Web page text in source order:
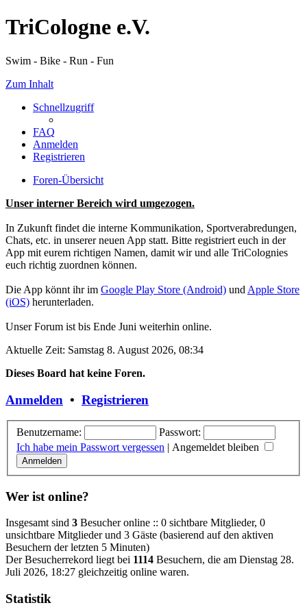
TriCologne e.V.
Swim - Bike - Run - Fun
Zum Inhalt
Schnellzugriff
FAQ
Anmelden
Registrieren
Foren-Übersicht
Unser interner Bereich wird umgezogen.
In Zukunft findet die interne Kommunikation, Sportverabredungen,
Chats, etc. in unserer neuen App statt. Bitte registriert euch in der
App mit eurem richtigen Namen, damit wir und alle TriColognies
euch richtig zuordnen können.
Die App könnt ihr im Google Play Store (Android) und Apple Store
(iOS) herunterladen.
Unser Forum ist bis Ende Juni weiterhin online.
Aktuelle Zeit: Samstag 8. August 2026, 08:34
Dieses Board hat keine Foren.
Anmelden • Registrieren
Benutzername:
Passwort:
Ich habe mein Passwort vergessen | Angemeldet bleiben
Wer ist online?
Insgesamt sind 3 Besucher online :: 0 sichtbare Mitglieder, 0
unsichtbare Mitglieder und 3 Gäste (basierend auf den aktiven
Besuchern der letzten 5 Minuten)
Der Besucherrekord liegt bei 1114 Besuchern, die am Dienstag 28.
Juli 2026, 18:27 gleichzeitig online waren.
Statistik